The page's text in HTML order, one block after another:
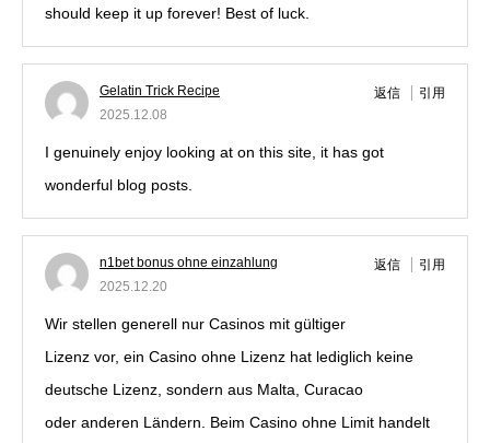
should keep it up forever! Best of luck.
Gelatin Trick Recipe
2025.12.08
返信 引用
I genuinely enjoy looking at on this site, it has got
wonderful blog posts.
n1bet bonus ohne einzahlung
2025.12.20
返信 引用
Wir stellen generell nur Casinos mit gültiger
Lizenz vor, ein Casino ohne Lizenz hat lediglich keine
deutsche Lizenz, sondern aus Malta, Curacao
oder anderen Ländern. Beim Casino ohne Limit handelt